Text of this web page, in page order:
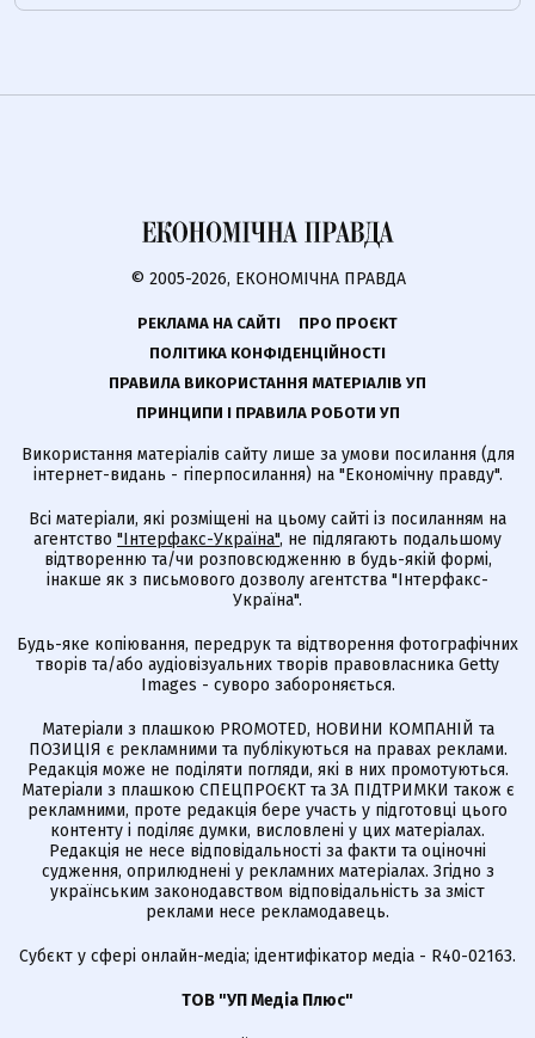
© 2005-2026, ЕКОНОМІЧНА ПРАВДА
РЕКЛАМА НА САЙТІ
ПРО ПРОЄКТ
ПОЛІТИКА КОНФІДЕНЦІЙНОСТІ
ПРАВИЛА ВИКОРИСТАННЯ МАТЕРІАЛІВ УП
ПРИНЦИПИ І ПРАВИЛА РОБОТИ УП
Використання матеріалів сайту лише за умови посилання (для
інтернет-видань - гіперпосилання) на "Економічну правду".
Всі матеріали, які розміщені на цьому сайті із посиланням на
агентство "Інтерфакс-Україна", не підлягають подальшому
відтворенню та/чи розповсюдженню в будь-якій формі,
інакше як з письмового дозволу агентства "Інтерфакс-
Україна".
Будь-яке копіювання, передрук та відтворення фотографічних
творів та/або аудіовізуальних творів правовласника Getty
Images - суворо забороняється.
Матеріали з плашкою PROMOTED, НОВИНИ КОМПАНІЙ та
ПОЗИЦІЯ є рекламними та публікуються на правах реклами.
Редакція може не поділяти погляди, які в них промотуються.
Матеріали з плашкою СПЕЦПРОЄКТ та ЗА ПІДТРИМКИ також є
рекламними, проте редакція бере участь у підготовці цього
контенту і поділяє думки, висловлені у цих матеріалах.
Редакція не несе відповідальності за факти та оціночні
судження, оприлюднені у рекламних матеріалах. Згідно з
українським законодавством відповідальність за зміст
реклами несе рекламодавець.
Cубєкт у сфері онлайн-медіа; ідентифікатор медіа - R40-02163.
ТОВ "УП Медіа Плюс"